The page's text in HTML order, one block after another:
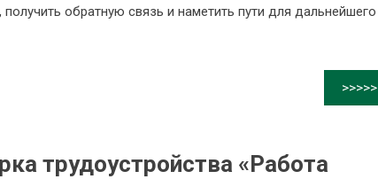
обратную связь и наметить пути для дальнейшего
>>>>>
трудоустройства «Работа